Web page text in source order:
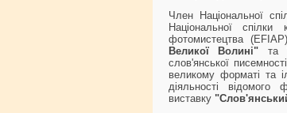
Член Національної
Національної
фотомистецтва
Великої Волині" та
слов'янської
великому форматі та
діяльності відомого
виставку